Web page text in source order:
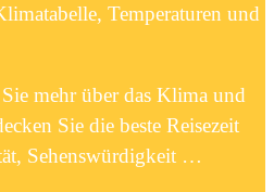
Temperaturen und
mehr über das Klima und
Sie die beste Reisezeit
Sehenswürdigkeit …